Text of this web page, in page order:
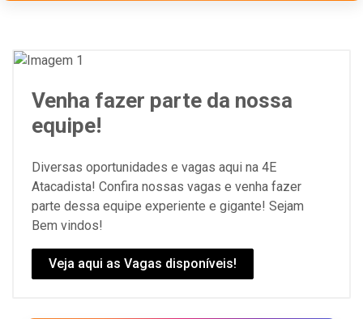
Venha fazer parte da nossa
equipe!
Diversas oportunidades e vagas aqui na 4E
Atacadista! Confira nossas vagas e venha fazer
parte dessa equipe experiente e gigante! Sejam
Bem vindos!
Veja aqui as Vagas disponíveis!